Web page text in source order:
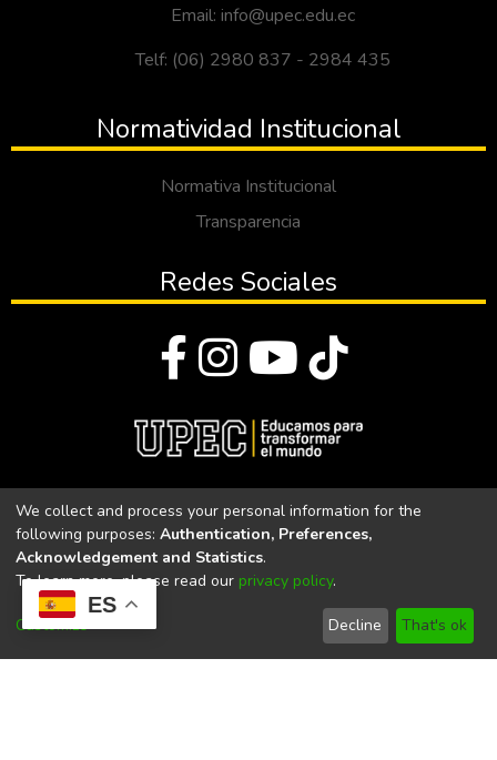
ES
Email: info@upec.edu.ec
Telf: (06) 2980 837 - 2984 435
Normatividad Institucional
Normativa Institucional
Transparencia
Redes Sociales
Universidad Politécnica Estatal del Carchi
Universidad Politécnica Estatal del Carchi | Acreditada por el
CACES Resolución N°. 160-SE-33-CACES-2020
We collect and process your personal information for the
following purposes: Authentication, Preferences,
Acknowledgement and Statistics.
To learn more, please read our privacy policy.
Customize Decline That's ok